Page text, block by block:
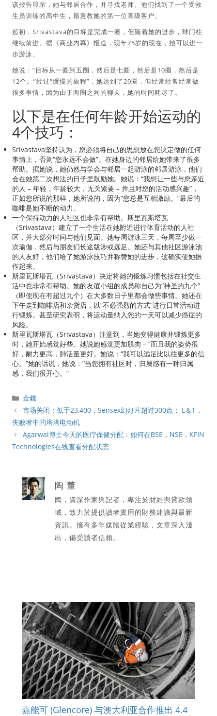
该报告显示，她与邻居合作，并寻找老师。他们找到了一个受救
生员训练的高中生，愿意教她的第一位高级客户。
起初，Srivastava的目标是完成一圈，但随着她的进步，球门柱
继续前进。据《商业内幕》报道，现年75岁的现在，她可以进一
步游泳。
她说：“目标从一圈到五圈，然后是七圈，然后是10圈，然后是
12个。”经过“缓慢的旅程”，她达到了20圈，但经常经常经常做
很多事情，因为由于两圈之间的聊天，她的时间耗尽了。
以下是在任何年龄开始运动的
4个技巧：
Srivastava坚持认为，您必须将自己的思想放在您决定做的任何
事情上，否则“您永远不会做”。在她身边的邻居给她带来了很多
帮助。据她说，她仍然与学会与邻居一起游泳的邻居游泳，他们
会在她第二次想法的日子里鼓励她。她说：“我想让一些与您亲近
的人 – 年轻，年龄较大，无关紧要 – 并且对您的活动感兴趣”，
正如您所说的那样，她所说的，因为“您总是互相激励。”最后的
咖啡是她不断的动力。
一个保持动力的人社区也非常有帮助。斯里瓦斯塔瓦
（Srivastava）建立了一个生活在她附近进行体育活动的人社
区，并大部分时间与他们见面。她每周游泳三天，每周至少做一
次瑜伽，然后与朋友们长途跋涉或远足。她还与其他社区游泳池
的人友好，他们给了她游泳技巧并称赞她的进步，这确实使她振
作起来。
斯里瓦斯塔瓦（Srivastava）决定将她的锻炼习惯包括在社交生
活中也非常有帮助。她的友谊小组的成员称自己为“神圣的九个”
（即使现在有超过九个）在大多数日子里都会做些事情。她还在
下午走到咖啡店和杂货店，以“不必强烈的方式”进行日常活动进
行锻炼。甚至研究表明，将运动量纳入您的一天可以减少癌症的
风险。
斯里瓦斯塔瓦（Srivastava）注意到，当她变得健康并锻炼更多
时，她开始感觉好些。她说她感觉更加肌肉 – “而且我的姿势很
好，耐力更高，肺活量更好。她说：“我可以远足比以往更多的信
心。”她的话说，她说：“当您拥有社区时，归属感有一种归属
感，我们很开心。”
分
類
金錢
市场关闭：低于23,400，Sensex幻灯片超过300点； L＆T，
失败者中的塔塔电动机
Agarwal博士今天的医疗保健分配：如何在BSE，NSE，KFIN
Technologies在线查看分配状态
陶 董
陶，資深作家與記者，專注於財經與貸款領
域，致力於提供讀者實用的財務建議與最新
資訊。擁有多年媒體從業經驗，文章深入淺
出，備受讀者信賴。
嘉能可 (Glencore) 与澳大利亚合作推出 4.4